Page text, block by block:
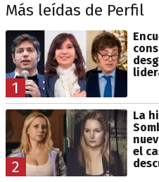
Más leídas de Perfil
1
2
La
el